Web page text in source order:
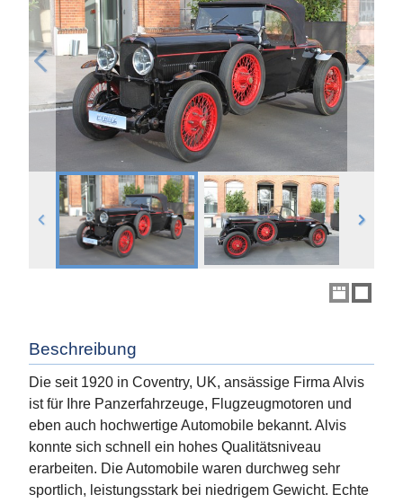
Beschreibung
Die seit 1920 in Coventry, UK, ansässige Firma Alvis
ist für Ihre Panzerfahrzeuge, Flugzeugmotoren und
eben auch hochwertige Automobile bekannt. Alvis
konnte sich schnell ein hohes Qualitätsniveau
erarbeiten. Die Automobile waren durchweg sehr
sportlich, leistungsstark bei niedrigem Gewicht. Echte